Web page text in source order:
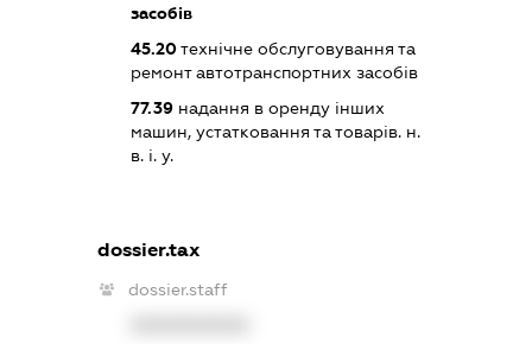
засобів
45.20технічне обслуговування та
ремонт автотранспортних засобів
77.39 надання в оренду інших
машин, устатковання та товарів. н.
в. і. у.
dossier.tax
dossier.staff